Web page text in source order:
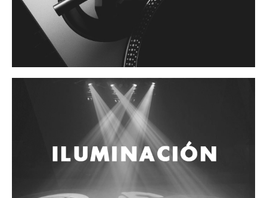
Guitarra Metal
Guitarra Nylon
Guitarra Electrica
Bajo
Otros instrumentos de arco
Otros instrumentos de Cuerdas